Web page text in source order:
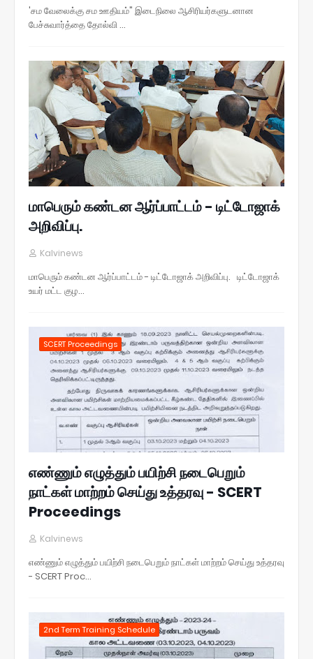
'சம வேலைக்கு சம ஊதியம்" இடைநிலை ஆசிரியர்களுடனான
பேச்சுவார்த்தை தோல்வி …
மாபெரும் கண்டன ஆர்ப்பாட்டம் - டிட்டோஜாக்
அறிவிப்பு.
Kalvinews
மாபெரும் கண்டன ஆர்ப்பாட்டம் - டிட்டோஜாக் அறிவிப்பு. டிட்டோஜாக்
உயர் மட்ட குழ…
SCERT Proceedings
எண்ணும் எழுத்தும் பயிற்சி நடைபெறும்
நாட்கள் மாற்றம் செய்து உத்தரவு - SCERT
Proceedings
Kalvinews
எண்ணும் எழுத்தும் பயிற்சி நடைபெறும் நாட்கள் மாற்றம் செய்து உத்தரவு
- SCERT Proc…
2nd Term Training Schedule